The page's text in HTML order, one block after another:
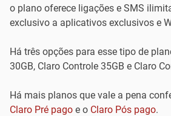
o plano oferece ligações e SMS
exclusivo a aplicativos exclusivos e
Há três opções para esse tipo de
30GB, Claro Controle 35GB e Claro
Há mais planos que vale a pena
Claro Pré pago e o Claro Pós pago.